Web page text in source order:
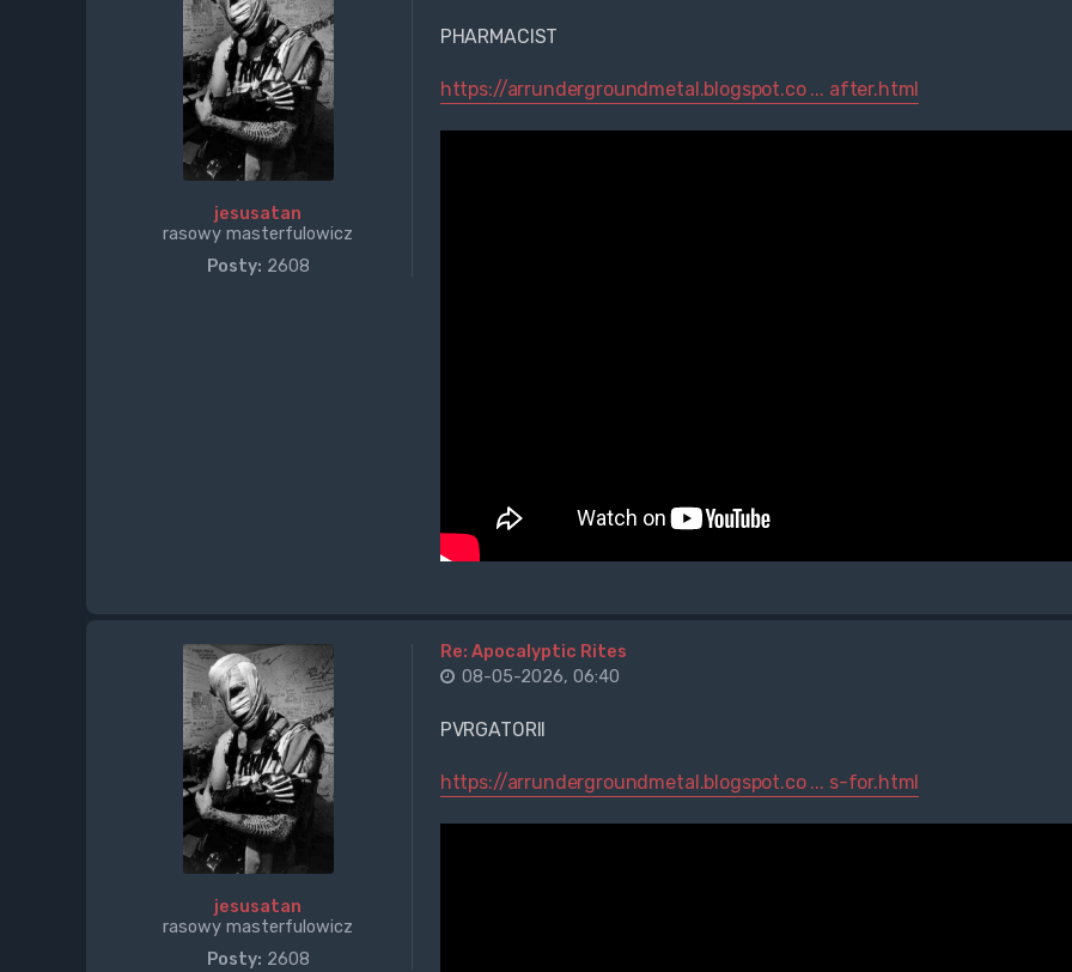
jesusatan
rasowy masterfulowicz
Posty: 2608
PHARMACIST
https://arrundergroundmetal.blogspot.co ... after.html
jesusatan
rasowy masterfulowicz
Posty: 2608
Re: Apocalyptic Rites
08-05-2026, 06:40
PVRGATORII
https://arrundergroundmetal.blogspot.co ... s-for.html